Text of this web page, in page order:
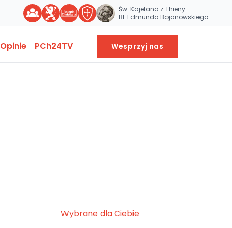
Św. Kajetana z Thieny
Bł. Edmunda Bojanowskiego
Opinie PCh24TV Wesprzyj nas
Wybrane dla Ciebie